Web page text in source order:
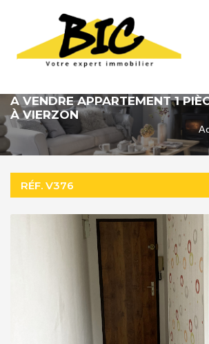
A VENDRE APPARTEMENT 1
À VIERZON
RÉF. V376